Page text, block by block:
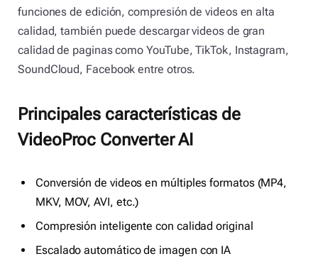
funciones de edición, compresión de videos en alta
calidad, también puede descargar videos de gran
calidad de paginas como YouTube, TikTok, Instagram,
SoundCloud, Facebook entre otros.
Principales características de
VideoProc Converter AI
Conversión de videos en múltiples formatos (MP4,
MKV, MOV, AVI, etc.)
Compresión inteligente con calidad original
Escalado automático de imagen con IA